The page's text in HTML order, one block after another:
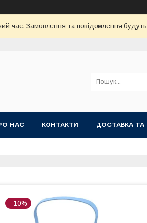
час. Замовлення та повідомлення
НАС КОНТАКТИ ДОСТАВКА ТА
–10%